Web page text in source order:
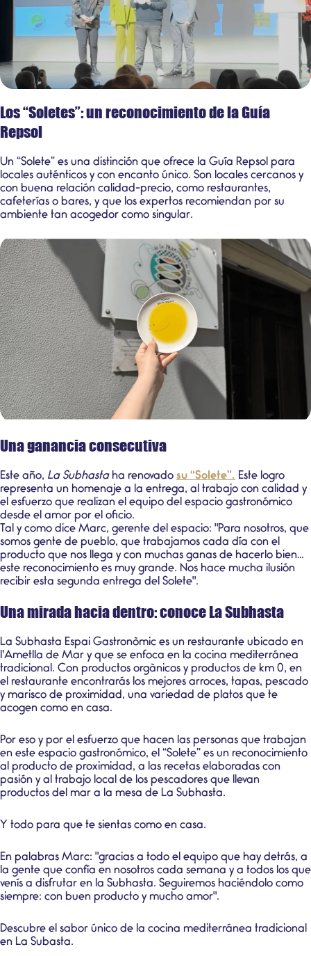
Los “Soletes”: un reconocimiento de la Guía
Repsol
Un “Solete” es una distinción que ofrece la Guía Repsol para
locales auténticos y con encanto único. Son locales cercanos y
con buena relación calidad-precio, como restaurantes,
cafeterías o bares, y que los expertos recomiendan por su
ambiente tan acogedor como singular.
Una ganancia consecutiva
Este año, La Subhastaha renovado su “Solete”. Este logro
representa un homenaje a la entrega, al trabajo con calidad y
el esfuerzo que realizan el equipo del espacio gastronómico
desde el amor por el oficio.
Tal y como dice Marc, gerente del espacio: "Para nosotros, que
somos gente de pueblo, que trabajamos cada día con el
producto que nos llega y con muchas ganas de hacerlo bien…
este reconocimiento es muy grande. Nos hace mucha ilusión
recibir esta segunda entrega del Solete".
Una mirada hacia dentro: conoce La Subhasta
La Subhasta Espai Gastronòmic es un restaurante ubicado en
l'Ametlla de Mar y que se enfoca en la cocina mediterránea
tradicional. Con productos orgànicos y productos de km 0, en
el restaurante encontrarás los mejores arroces, tapas, pescado
y marisco de proximidad, una variedad de platos que te
acogen como en casa.
Por eso y por el esfuerzo que hacen las personas que trabajan
en este espacio gastronómico, el “Solete” es un reconocimiento
al producto de proximidad, a las recetas elaboradas con
pasión y al trabajo local de los pescadores que llevan
productos del mar a la mesa de La Subhasta.
Y todo para que te sientas como en casa.
En palabras Marc: "gracias a todo el equipo que hay detrás, a
la gente que confía en nosotros cada semana y a todos los que
venís a disfrutar en la Subhasta. Seguiremos haciéndolo como
siempre: con buen producto y mucho amor".
Descubre el sabor único de la cocina mediterránea tradicional
en La Subasta.